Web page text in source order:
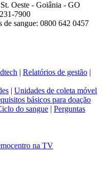
Oeste - Goiânia - GO
7900
de sangue: 0800 642 0457
| Relatórios de gestão |
| Unidades de coleta móvel
básicos para doação
do sangue | Perguntas
na TV